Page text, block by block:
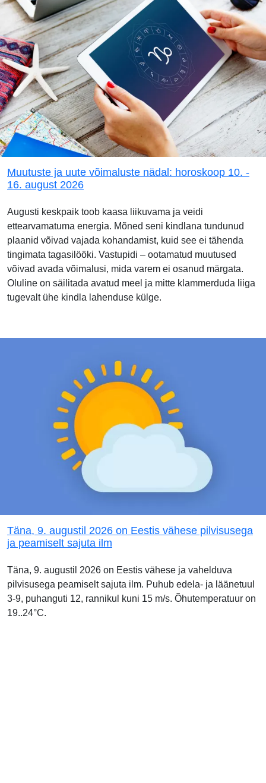
Muutuste ja uute võimaluste nädal: horoskoop 10. -
16. august 2026
Augusti keskpaik toob kaasa liikuvama ja veidi
ettearvamatuma energia. Mõned seni kindlana tundunud
plaanid võivad vajada kohandamist, kuid see ei tähenda
tingimata tagasilööki. Vastupidi – ootamatud muutused
võivad avada võimalusi, mida varem ei osanud märgata.
Oluline on säilitada avatud meel ja mitte klammerduda liiga
tugevalt ühe kindla lahenduse külge.
Täna, 9. augustil 2026 on Eestis vähese pilvisusega
ja peamiselt sajuta ilm
Täna, 9. augustil 2026 on Eestis vähese ja vahelduva
pilvisusega peamiselt sajuta ilm. Puhub edela- ja läänetuul
3-9, puhanguti 12, rannikul kuni 15 m/s. Õhutemperatuur on
19..24°C.